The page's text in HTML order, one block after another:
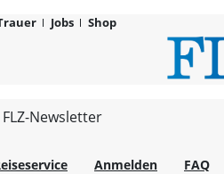
Jobs Shop
Newsletter
Anmelden FAQ